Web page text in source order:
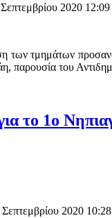
2020 12:09
των τμημάτων
παρουσία του
το 1ο
2020 10:28